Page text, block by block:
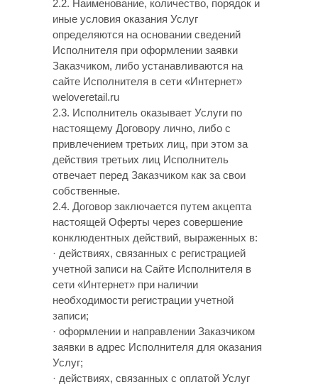
2.2. Наименование, количество, порядок и
иные условия оказания Услуг
определяются на основании сведений
Исполнителя при оформлении заявки
Заказчиком, либо устанавливаются на
сайте Исполнителя в сети «Интернет»
weloveretail.ru
2.3. Исполнитель оказывает Услуги по
настоящему Договору лично, либо с
привлечением третьих лиц, при этом за
действия третьих лиц Исполнитель
отвечает перед Заказчиком как за свои
собственные.
2.4. Договор заключается путем акцепта
настоящей Оферты через совершение
конклюдентных действий, выраженных в:
· действиях, связанных с регистрацией
учетной записи на Сайте Исполнителя в
сети «Интернет» при наличии
необходимости регистрации учетной
записи;
· оформлении и направлении Заказчиком
заявки в адрес Исполнителя для оказания
Услуг;
· действиях, связанных с оплатой Услуг